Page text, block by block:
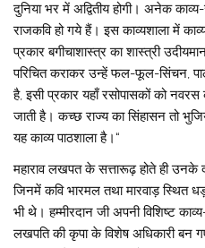
दुनिया भर में अद्वितीय होगी। अनेक काव्य-
राजकवि हो गये हैं। इस काव्यशाला में
प्रकार बगीचाशास्त्र का शास्त्री
परिचित कराकर उन्हें फल-फूल-सिंचन,
है, इसी प्रकार यहाँ रसोपासकों को
जाती है। कच्छ राज्य का सिंहासन तो
यह काव्य पाठशाला है।“
महाराव लखपत के सत्तारूढ़ होते ही उनके
जिनमें कवि भारमल तथा मारवाड़ स्थित
भी थे। हम्मीरदान जी अपनी विशिष्ट
लखपति की कृपा के विशेष अधिकारी बन